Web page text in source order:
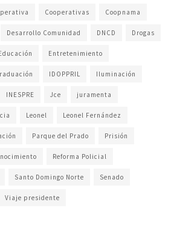
Cooperativas Coopnama
Desarrollo Comunidad DNCD Drogas
Entretenimiento
IDOPPRIL Iluminación
INESPRE Jce juramenta
Leonel Leonel Fernández
Parque del Prado Prisión
Reforma Policial
Santo Domingo Norte Senado
Viaje presidente